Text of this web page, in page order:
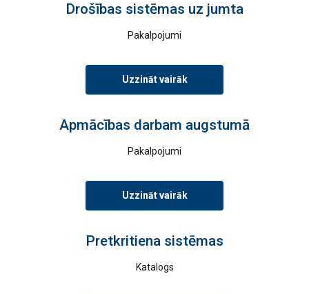
Drošības sistēmas uz jumta
Pakalpojumi
Uzzināt vairāk
Apmācības darbam augstumā
Pakalpojumi
Uzzināt vairāk
Pretkritiena sistēmas
Katalogs